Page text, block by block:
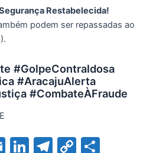
Restabelecida!
podem ser repassadas ao
#GolpeContraIdosa
#AracajuAlerta
#CombateÀFraude
E Li T C